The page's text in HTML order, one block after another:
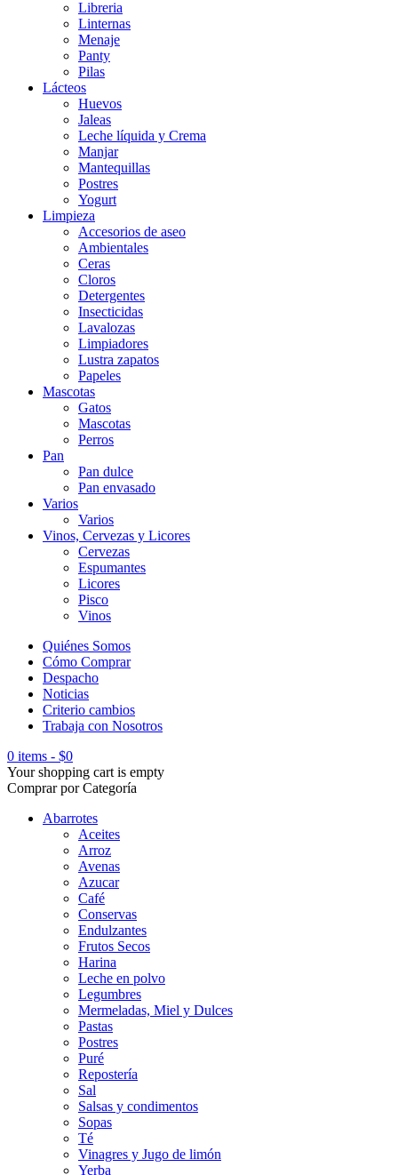
Libreria
Linternas
Menaje
Panty
Pilas
Lácteos
Huevos
Jaleas
Leche líquida y Crema
Manjar
Mantequillas
Postres
Yogurt
Limpieza
Accesorios de aseo
Ambientales
Ceras
Cloros
Detergentes
Insecticidas
Lavalozas
Limpiadores
Lustra zapatos
Papeles
Mascotas
Gatos
Mascotas
Perros
Pan
Pan dulce
Pan envasado
Varios
Varios
Vinos, Cervezas y Licores
Cervezas
Espumantes
Licores
Pisco
Vinos
Quiénes Somos
Cómo Comprar
Despacho
Noticias
Criterio cambios
Trabaja con Nosotros
0 items - $0
Your shopping cart is empty
Comprar por Categoría
Abarrotes
Aceites
Arroz
Avenas
Azucar
Café
Conservas
Endulzantes
Frutos Secos
Harina
Leche en polvo
Legumbres
Mermeladas, Miel y Dulces
Pastas
Postres
Puré
Repostería
Sal
Salsas y condimentos
Sopas
Té
Vinagres y Jugo de limón
Yerba